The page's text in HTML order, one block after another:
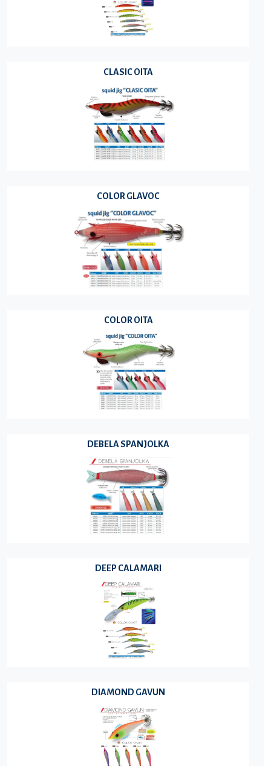
CLASIC OITA
COLOR GLAVOC
COLOR OITA
DEBELA SPANJOLKA
DEEP CALAMARI
DIAMOND GAVUN